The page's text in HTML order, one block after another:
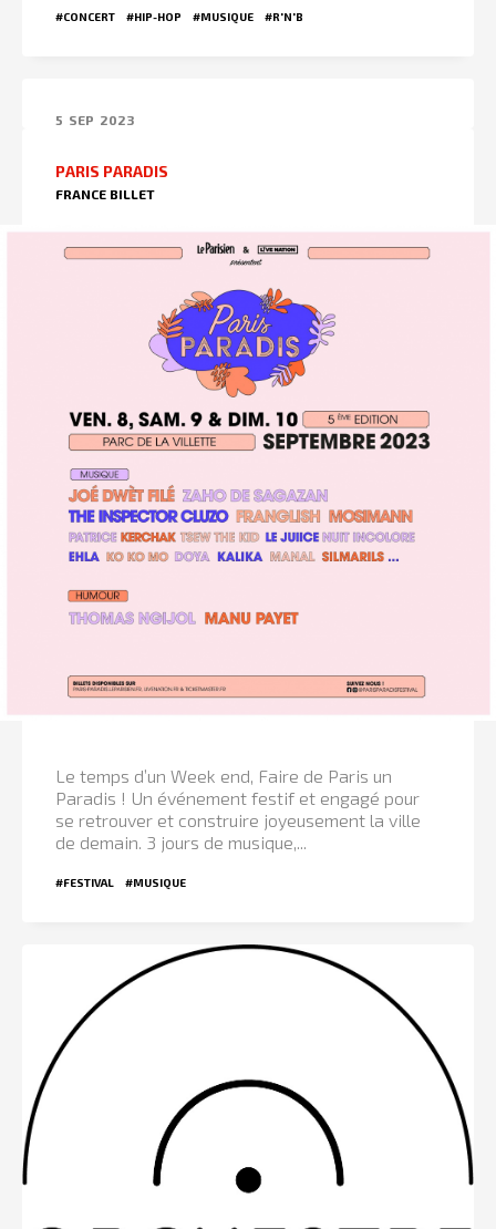
#CONCERT #HIP-HOP #MUSIQUE #R'N'B
5 SEP 2023
PARIS PARADIS
FRANCE BILLET
Le temps d’un Week end, Faire de Paris un
Paradis ! Un événement festif et engagé pour
se retrouver et construire joyeusement la ville
de demain. 3 jours de musique,...
#FESTIVAL #MUSIQUE